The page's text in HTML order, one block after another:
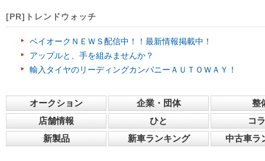
[PR]トレンドウォッチ
ベイオークＮＥＷＳ配信中！！最新情報掲載中！
アップルと、手を組みませんか？
輸入タイヤのリーディングカンパニーＡＵＴＯＷＡＹ！
オークション 企業・団体
整
店舗情報
ひと
コ
新製品
新車ランキング 中古車ラ